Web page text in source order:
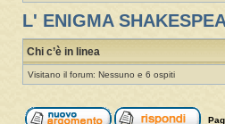
L' ENIGMA
Chi c’è in linea
Visitano il forum: Nessuno e 6 ospiti